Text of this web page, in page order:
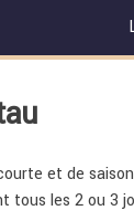
et de
tous les 2 ou 3